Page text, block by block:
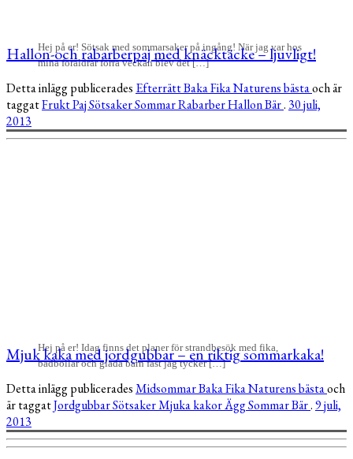
Hej på er! Sötsak med sommarsaker på ingång! När jag var hos
mina föräldrar förra veckan blev det […]
Hallon-och rabarberpaj med knäcktäcke – ljuvligt!
Detta inlägg publicerades EfterrättBakaFikaNaturens bästaoch är
taggatFruktPajSötsakerSommarRabarberHallonBär. 30 juli,
2013
Hej på er! Idag finns det planer för strandbesök med fika,
badbollar och glada barn fast jag tycker […]
Mjuk kaka med jordgubbar – en riktig sommarkaka!
Detta inlägg publiceradesMidsommarBakaFikaNaturens bästaoch
är taggatJordgubbarSötsakerMjuka kakorÄggSommarBär.9 juli,
2013